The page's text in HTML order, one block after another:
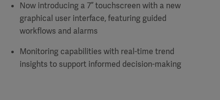
Now introducing a 7” touchscreen with a new
graphical user interface, featuring guided
workflows and alarms
Monitoring capabilities with real-time trend
insights to support informed decision-making